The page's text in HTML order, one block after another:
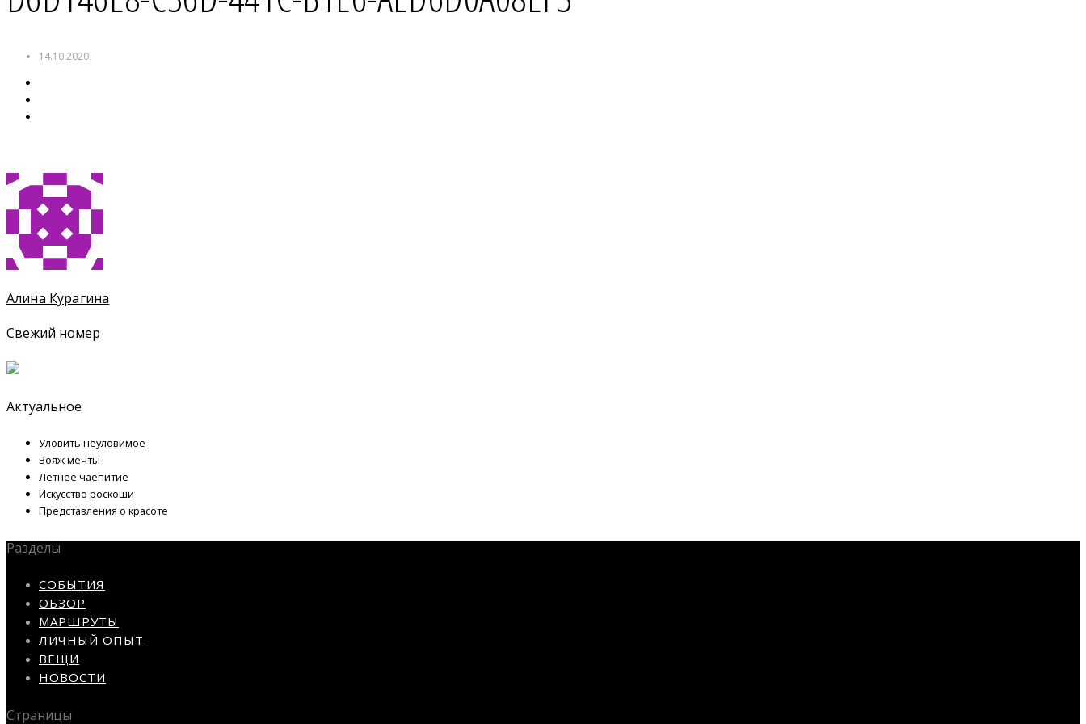
14.10.2020
Алина Курагина
Свежий номер
Актуальное
Уловить неуловимое
Вояж мечты
Летнее чаепитие
Искусство роскоши
Представления о красоте
Разделы
СОБЫТИЯ
ОБЗОР
МАРШРУТЫ
ЛИЧНЫЙ ОПЫТ
ВЕЩИ
НОВОСТИ
Страницы